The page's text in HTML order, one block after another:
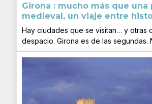
Girona : mucho más que una
medieval, un viaje entre
Hay ciudades que se visitan… y otras
despacio. Girona es de las segundas.